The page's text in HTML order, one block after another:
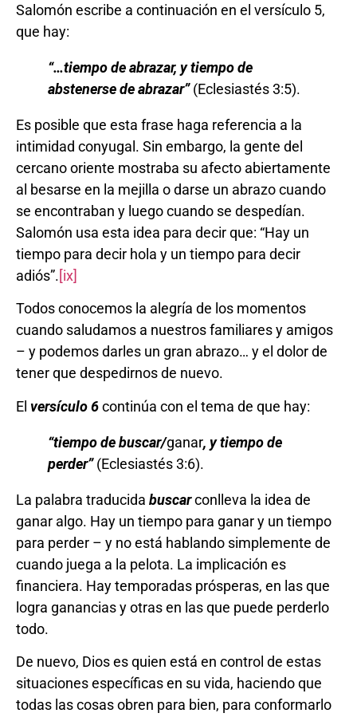
Salomón escribe a continuación en el versículo 5,
que hay:
“…tiempo de abrazar, y tiempo de
abstenerse de abrazar”(Eclesiastés 3:5).
Es posible que esta frase haga referencia a la
intimidad conyugal. Sin embargo, la gente del
cercano oriente mostraba su afecto abiertamente
al besarse en la mejilla o darse un abrazo cuando
se encontraban y luego cuando se despedían.
Salomón usa esta idea para decir que: “Hay un
tiempo para decir hola y un tiempo para decir
adiós”.[ix]
Todos conocemos la alegría de los momentos
cuando saludamos a nuestros familiares y amigos
– y podemos darles un gran abrazo… y el dolor de
tener que despedirnos de nuevo.
El versículo 6continúa con el tema de que hay:
“tiempo de buscar/ganar, y tiempo de
perder”(Eclesiastés 3:6).
La palabra traducida buscarconlleva la idea de
ganar algo. Hay un tiempo para ganar y un tiempo
para perder – y no está hablando simplemente de
cuando juega a la pelota. La implicación es
financiera. Hay temporadas prósperas, en las que
logra ganancias y otras en las que puede perderlo
todo.
De nuevo, Dios es quien está en control de estas
situaciones específicas en su vida, haciendo que
todas las cosas obren para bien, para conformarlo